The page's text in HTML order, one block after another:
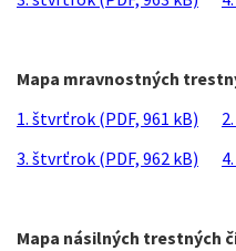
Mapa mravnostných
1. štvrťrok (PDF, 961 kB)
3. štvrťrok (PDF, 962 kB)
Mapa násilných trestných